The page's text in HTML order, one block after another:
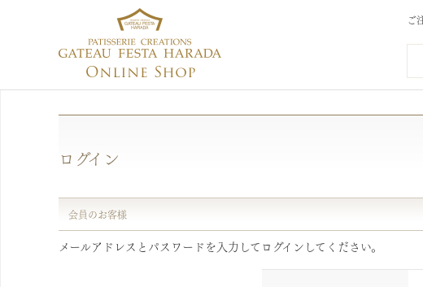
ご
ログイン
会員のお客様
メールアドレスとパスワードを入力してログインしてください。